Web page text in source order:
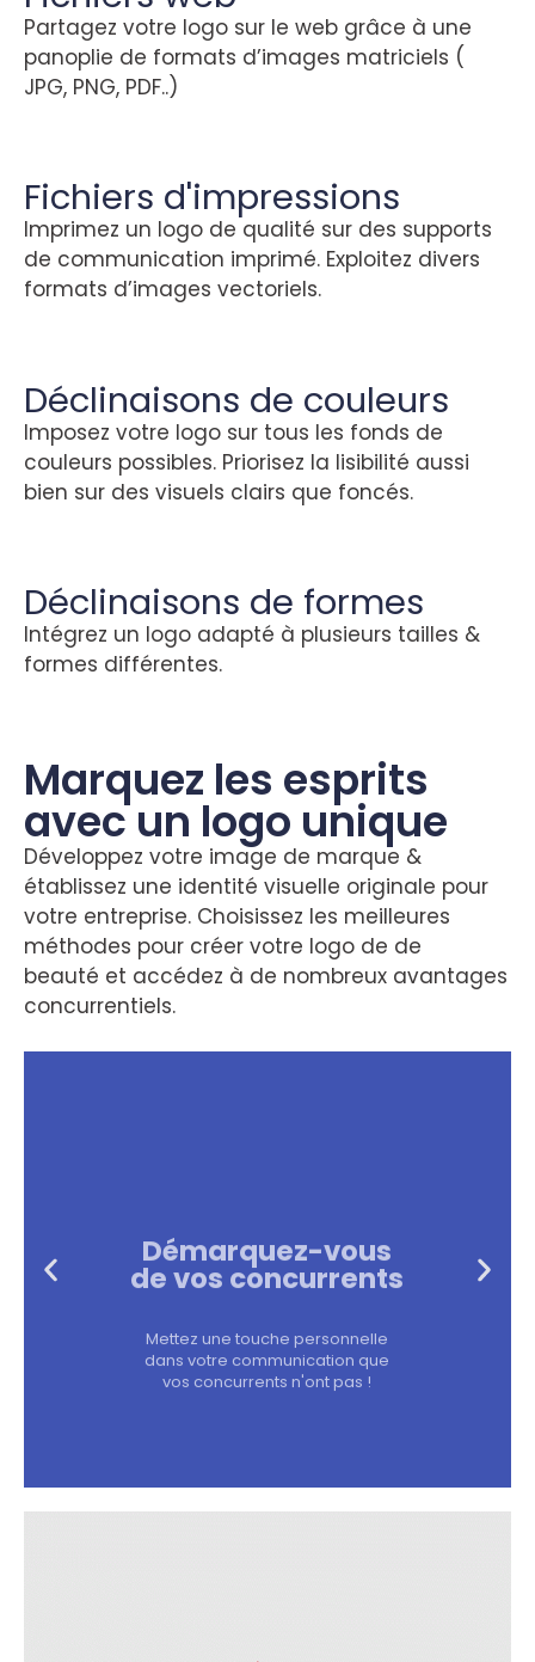
Partagez votre logo sur le web grâce à une
panoplie de formats d’images matriciels (
JPG, PNG, PDF..)
Fichiers d'impressions
Imprimez un logo de qualité sur des supports
de communication imprimé. Exploitez divers
formats d’images vectoriels.
Déclinaisons de couleurs
Imposez votre logo sur tous les fonds de
couleurs possibles. Priorisez la lisibilité aussi
bien sur des visuels clairs que foncés.
Déclinaisons de formes
Intégrez un logo adapté à plusieurs tailles &
formes différentes.
Marquez les esprits
avec un logo unique
Développez votre image de marque &
établissez une identité visuelle originale pour
votre entreprise. Choisissez les meilleures
méthodes pour créer votre logo de de
beauté et accédez à de nombreux avantages
concurrentiels.
Mettez une touche personnelle